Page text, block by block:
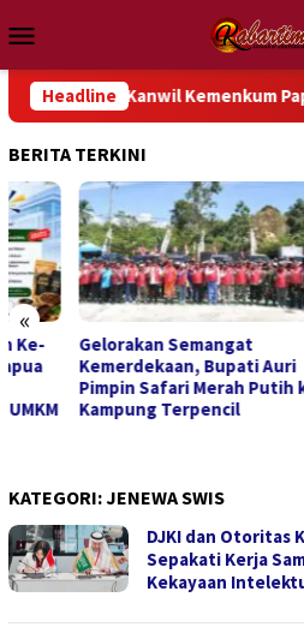
ke
kontenMobile
Headline
81, Kanwil Kemenkum Papua
BERITA TERKINI
«
Gelorakan Semangat
Kemerdekaan, Bupati Auri
Pimpin Safari Merah Putih ke
Kampung Terpencil
KATEGORI:JENEWA SWIS
DJKI dan Otoritas
Sepakati Kerja
Kekayaan